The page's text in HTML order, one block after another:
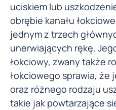
uciskiem lub
obrębie kanału
jednym z trzech
unerwiających rękę.
łokciowy, zwany także
łokciowego sprawia, że
oraz różnego rodzaju
takie jak powtarzające